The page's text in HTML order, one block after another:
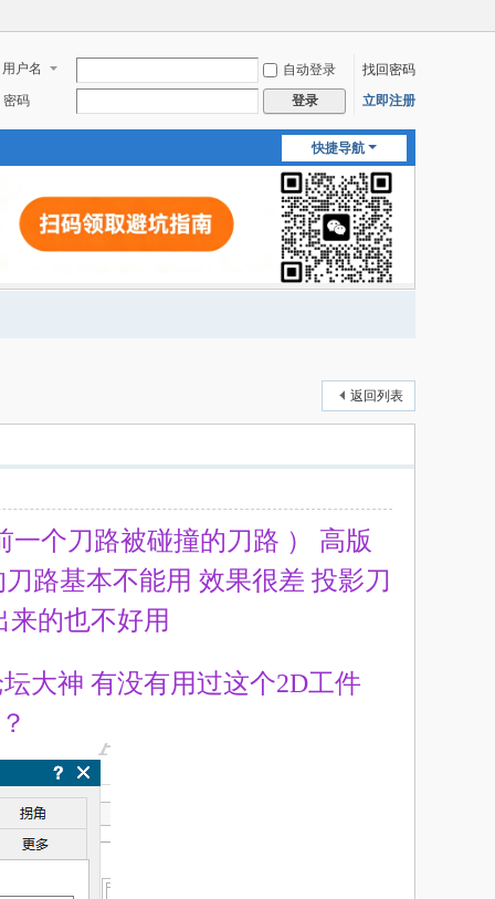
用户名 自动登录
找回密码
密码
登录 立即注册
快捷导航
返回列表
个刀路被碰撞的刀路 ） 高版
路基本不能用 效果很差 投影刀
来的也不好用
大神 有没有用过这个2D工件